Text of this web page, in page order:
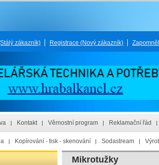
zákazník) Registrace (Nový zákazník)
Kontakt Věrnostní program Reklamační řád
Kopírování - tisk - skenování Sodastream
Mikrotužky